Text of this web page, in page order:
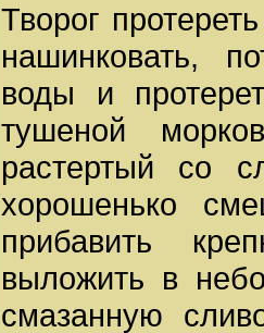
Творог
нашинковать,
воды и
тушеной
растертый со
хорошенько
прибавить
выложить в
смазанную